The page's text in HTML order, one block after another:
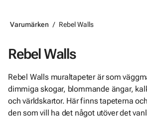
Varumärken Rebel Walls
Rebel Walls
Rebel Walls muraltapeter är som
dimmiga skogar, blommande ängar,
och världskartor. Här finns tapeterna
den som vill ha det något utöver det